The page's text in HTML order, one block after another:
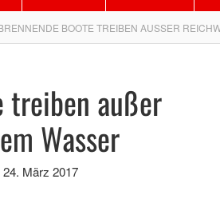
BOOTE TREIBEN AUSSER
treiben außer
Wasser
24. März 2017